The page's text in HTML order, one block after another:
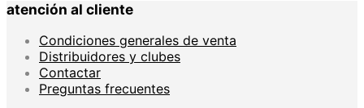
variantes.
atención al cliente
Condiciones generales de venta
Distribuidores y clubes
Contactar
Preguntas frecuentes